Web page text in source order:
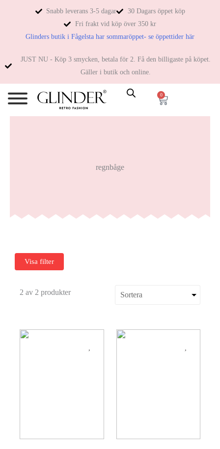
Snabb leverans 3-5 dagar
30 Dagars öppet köp
Fri frakt vid köp över 350 kr
Glinders butik i Fågelsta har sommaröppet- se öppettider här
JUST NU - Köp 3 smycken, betala för 2. Få den billigaste på köpet.
Gäller i butik och online.
0
regnbåge
Visa filter
2 av 2 produkter